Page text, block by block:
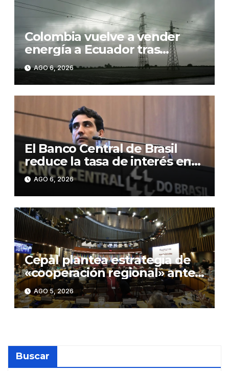
Colombia vuelve a vender
energía a Ecuador tras
suspender la exportación por
los aranceles
AGO 6, 2026
El Banco Central de Brasil
reduce la tasa de interés en
0,25 puntos, hasta el 14,0 %
anual
AGO 6, 2026
Cepal plantea estrategia de
«cooperación regional» ante
«rupturas» en geopolítica
global
AGO 5, 2026
Buscar